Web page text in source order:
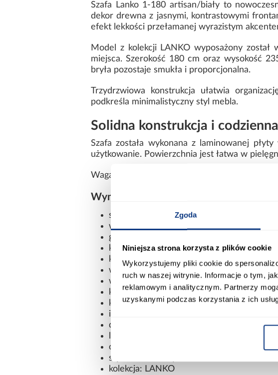
Zgoda
Niniejsza strona korzysta z plików cookie
Wykorzystujemy pliki cookie do
ruch w naszej witrynie. Informacje o tym,
reklamowym i analitycznym. Partnerzy
uzyskanymi podczas korzystania z ich
Szafa Lanko 1-180 artisan/biały to
dekor drewna z jasnymi, kontrastowymi
efekt lekkości przełamanej wyrazistym
Model z kolekcji LANKO wyposażony
miejsca. Szerokość 180 cm oraz wysokość
bryła pozostaje smukła i proporcjonalna.
Trzydrzwiowa konstrukcja ułatwia
podkreśla minimalistyczny styl mebla.
Solidna konstrukcja i
Szafa została wykonana z laminowanej
użytkowanie. Powierzchnia jest łatwa w
Waga 115,4 kg świadczy o solidnej konstrukcji i
Wymiary i dane techniczne
szerokość: 180 cm
wysokość: 235,2 cm
głębokość: 45 cm
kolor frontów: biały/czarny
kolor korpusu: dąb artisan
wykończenie frontów: mat
wykończenie korpusu: mat
konstrukcja frontów: płyta wiórowa
konstrukcja korpusu: płyta wiórowa
ilość drzwi: 3
drzwi: przesuwne
oświetlenie: brak
styl: nowoczesny
kolekcja: LANKO